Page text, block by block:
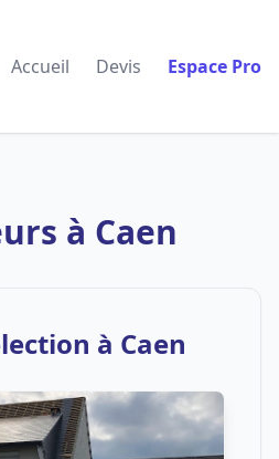
Accueil Devis Espace Pro
à Caen
à Caen